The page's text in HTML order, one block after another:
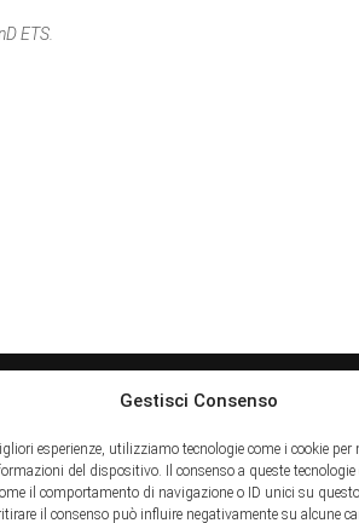
Gestisci Consenso
esperienze, utilizziamo tecnologie come i cookie per
del dispositivo. Il consenso a queste
il comportamento di navigazione o ID unici su
il consenso può influire negativamente su alcune
ETS.